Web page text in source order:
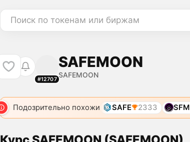
Поиск по токенам или биржам
#12707
SAFEMOON
SAFEMOON
Подозрительно похожи SAFE 2333 SFM